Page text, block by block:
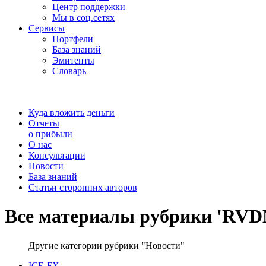
Центр поддержки
Мы в соц.сетях
Сервисы
Портфели
База знаний
Эмитенты
Словарь
Куда вложить деньги
Отчеты
о прибыли
О нас
Консультации
Новости
База знаний
Статьи сторонних авторов
Все материалы рубрики
Другие категории рубрики "Новости"